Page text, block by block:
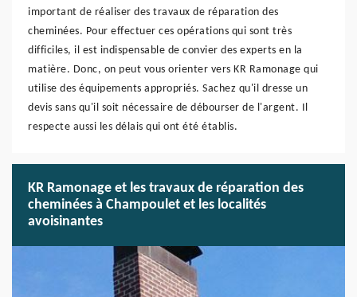
important de réaliser des travaux de réparation des
cheminées. Pour effectuer ces opérations qui sont très
difficiles, il est indispensable de convier des experts en la
matière. Donc, on peut vous orienter vers KR Ramonage qui
utilise des équipements appropriés. Sachez qu'il dresse un
devis sans qu'il soit nécessaire de débourser de l'argent. Il
respecte aussi les délais qui ont été établis.
KR Ramonage et les travaux de réparation des
cheminées à Champoulet et les localités
avoisinantes